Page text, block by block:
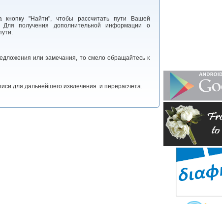
"Найти", чтобы рассчитать пути Вашей
Для получения дополнительной информации о
или замечания, то смело обращайтесь к
для дальнейшего извлечения и перерасчета.